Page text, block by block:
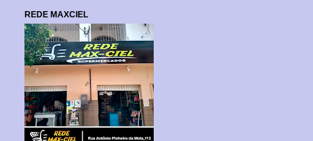
REDE MAXCIEL